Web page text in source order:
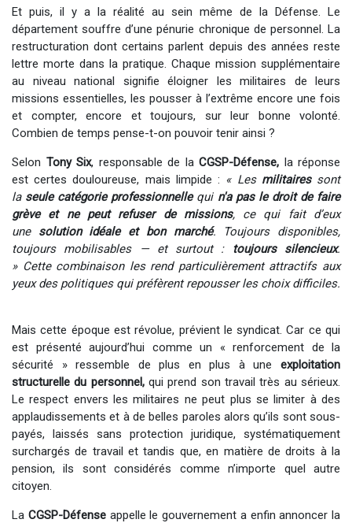
Et puis, il y a la réalité au sein même de la Défense. Le
département souffre d’une pénurie chronique de personnel. La
restructuration dont certains parlent depuis des années reste
lettre morte dans la pratique. Chaque mission supplémentaire
au niveau national signifie éloigner les militaires de leurs
missions essentielles, les pousser à l’extrême encore une fois
et compter, encore et toujours, sur leur bonne volonté.
Combien de temps pense-t-on pouvoir tenir ainsi ?
Selon Tony Six, responsable de la CGSP-Défense, la réponse
est certes douloureuse, mais limpide : « Les militairessont
la seule catégorie professionnellequi n'a pas le droit de faire
grève et ne peut refuser de missions, ce qui fait d’eux
une solution idéale et bon marché. Toujours disponibles,
toujours mobilisables — et surtout : toujours silencieux.
» Cette combinaison les rend particulièrement attractifs aux
yeux des politiques qui préfèrent repousser les choix difficiles.
Mais cette époque est révolue, prévient le syndicat. Car ce qui
est présenté aujourd’hui comme un « renforcement de la
sécurité » ressemble de plus en plus à une exploitation
structurelle du personnel,qui prend son travail très au sérieux.
Le respect envers les militaires ne peut plus se limiter à des
applaudissements et à de belles paroles alors qu’ils sont sous-
payés, laissés sans protection juridique, systématiquement
surchargés de travail et tandis que, en matière de droits à la
pension, ils sont considérés comme n’importe quel autre
citoyen. ​
La CGSP-Défense appelle le gouvernement a enfin annoncer la